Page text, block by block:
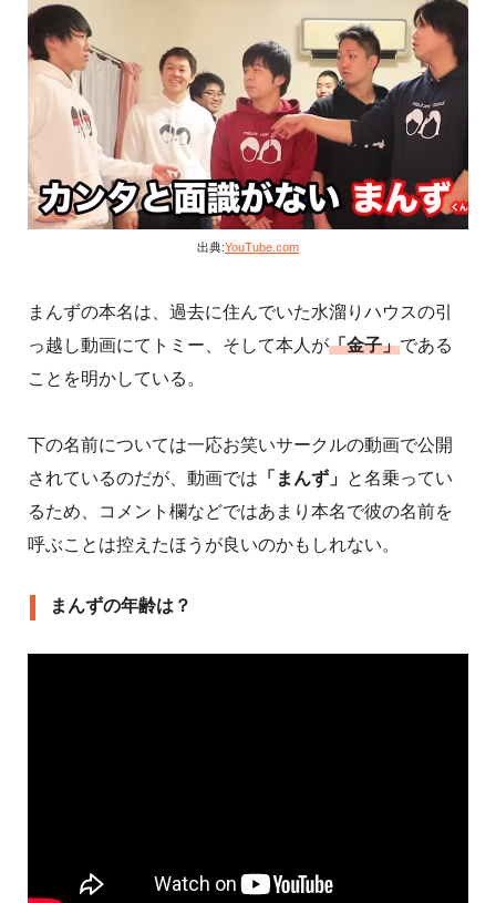
出典:YouTube.com
まんずの本名は、過去に住んでいた水溜りハウスの引
っ越し動画にてトミー、そして本人が「金子」である
ことを明かしている。
下の名前については一応お笑いサークルの動画で公開
されているのだが、動画では 「まんず」 と名乗ってい
るため、コメント欄などではあまり本名で彼の名前を
呼ぶことは控えたほうが良いのかもしれない。
まんずの年齢は？